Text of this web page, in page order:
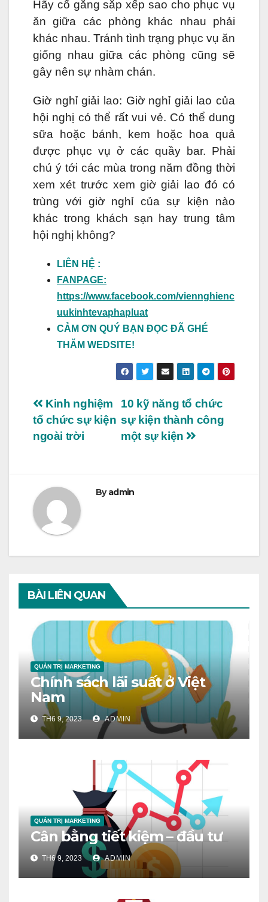
Hãy cố gắng sắp xếp sao cho phục vụ
ăn giữa các phòng khác nhau phải
khác nhau. Tránh tình trạng phục vụ ăn
giống nhau giữa các phòng cũng sẽ
gây nên sự nhàm chán.
Giờ nghỉ giải lao: Giờ nghỉ giải lao của
hội nghị có thể rất vui vẻ. Có thể dung
sữa hoặc bánh, kem hoặc hoa quả
được phục vụ ở các quầy bar. Phải
chú ý tới các mùa trong năm đồng thời
xem xét trước xem giờ giải lao đó có
trùng với giờ nghỉ của sự kiện nào
khác trong khách sạn hay trung tâm
hội nghị không?
LIÊN HỆ :
FANPAGE:
https://www.facebook.com/viennghienc
uukinhtevaphapluat
CẢM ƠN QUÝ BẠN ĐỌC ĐÃ GHÉ
THĂM WEDSITE!
Điều
hướng
viết
10 kỹ năng tổ chức
sự kiện thành công
một sự kiện
Kinh nghiệm
tổ chức sự kiện
ngoài trời
Byadmin
BÀI LIÊN QUAN
QUẢN TRỊ MARKETING
Chính sách lãi suất ở Việt
Nam
TH6 9, 2023 ADMIN
QUẢN TRỊ MARKETING
Cân bằng tiết kiệm – đầu tư
TH6 9, 2023 ADMIN